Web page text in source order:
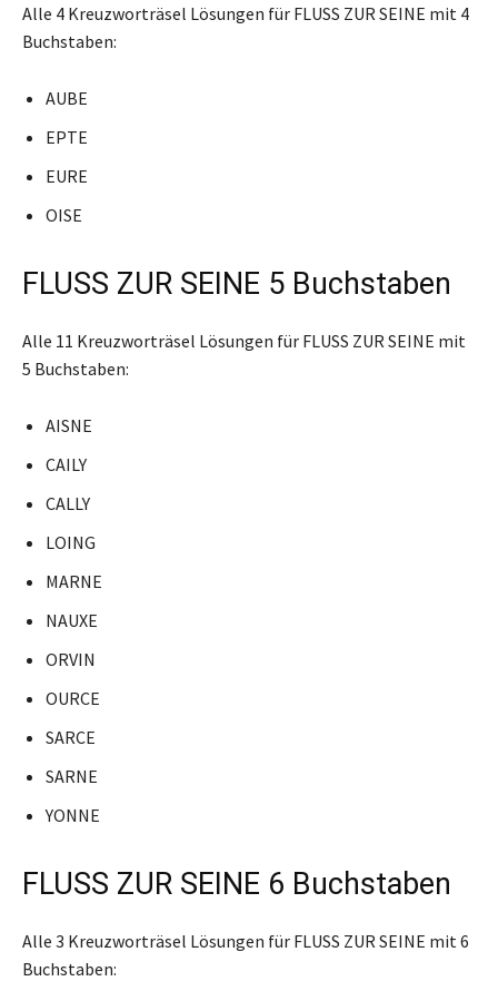
Alle 4 Kreuzworträsel Lösungen für FLUSS ZUR SEINE mit 4
Buchstaben:
AUBE
EPTE
EURE
OISE
FLUSS ZUR SEINE 5 Buchstaben
Alle 11 Kreuzworträsel Lösungen für FLUSS ZUR SEINE mit
5 Buchstaben:
AISNE
CAILY
CALLY
LOING
MARNE
NAUXE
ORVIN
OURCE
SARCE
SARNE
YONNE
FLUSS ZUR SEINE 6 Buchstaben
Alle 3 Kreuzworträsel Lösungen für FLUSS ZUR SEINE mit 6
Buchstaben: